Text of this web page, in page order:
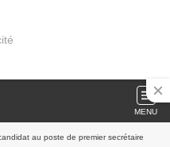
MENU
au poste de premier secrétaire